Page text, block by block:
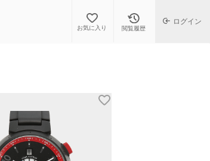
お気に入り 閲覧履歴
ログイン